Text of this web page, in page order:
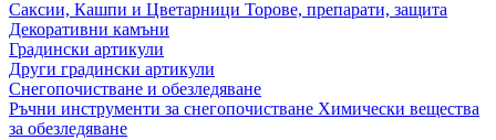
Саксии, Кашпи и Цветарници Торове, препарати, защита
Декоративни камъни
Градински артикули
Други градински артикули
Снегопочистване и обезледяване
Ръчни инструменти за снегопочистване Химически вещества
за обезледяване